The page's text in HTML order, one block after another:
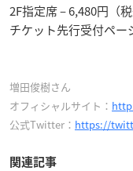
2F指定席 – 6,480円（税
チケット先行受付ペー
増田俊樹さん
オフィシャルサイト：
公式Twitter： https://
関連記事